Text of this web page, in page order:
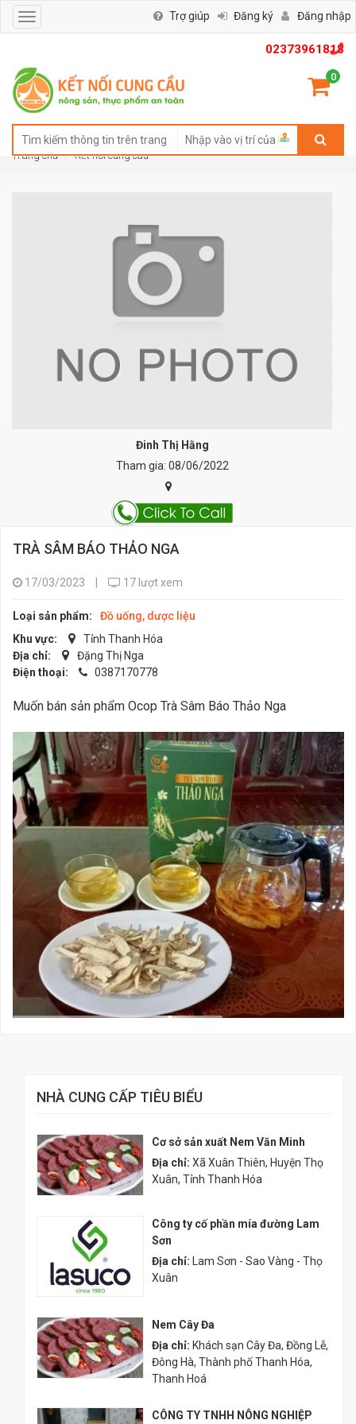
02373961818
0
Toggle
navigation
Trợ giúp Đăng ký Đăng nhập
Trang chủ Kết nối cung cầu
Đinh Thị Hằng
Tham gia: 08/06/2022
TRÀ SÂM BÁO THẢO NGA
17/03/2023 17 lượt xem
Loại sản phẩm:
Đồ uống, dược liệu
Khu vực:
Tỉnh Thanh Hóa
Địa chỉ:
Đặng Thị Nga
Điện thoại:
0387170778
Muốn bán sản phẩm Ocop Trà Sâm Báo Thảo Nga
NHÀ CUNG CẤP TIÊU BIỂU
Cơ sở sản xuất Nem Văn Minh
Địa chỉ: Xã Xuân Thiên, Huyện Thọ
Xuân, Tỉnh Thanh Hóa
Công ty cố phần mía đường Lam
Sơn
Địa chỉ:
Lam Sơn - Sao Vàng - Thọ
Xuân
Nem Cây Đa
Địa chỉ: Khách sạn Cây Đa, Đồng Lễ,
Đông Hà, Thành phố Thanh Hóa,
Thanh Hoá
CÔNG TY TNHH NÔNG NGHIỆP